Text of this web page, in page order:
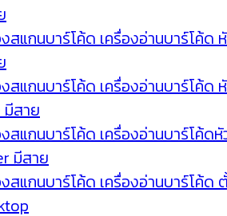
สแกนบาร์โค้ด เครื่องอ่านบาร์โค้ด
สแกนบาร์โค้ด เครื่องอ่านบาร์โค้ด
มีสาย
สแกนบาร์โค้ด เครื่องอ่านบาร์โค้ด
มีสาย
สแกนบาร์โค้ด เครื่องอ่านบาร์โค้ด